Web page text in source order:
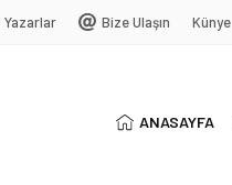
Yazarlar Bize Ulaşın Künye
ANASAYFA